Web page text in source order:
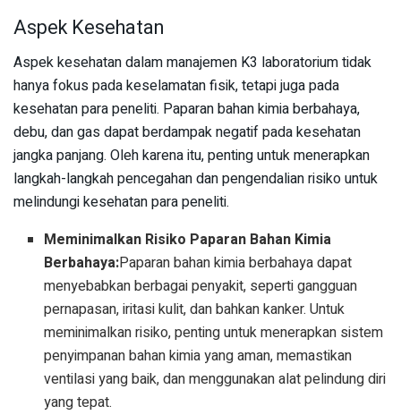
Aspek Kesehatan
Aspek kesehatan dalam manajemen K3 laboratorium tidak
hanya fokus pada keselamatan fisik, tetapi juga pada
kesehatan para peneliti. Paparan bahan kimia berbahaya,
debu, dan gas dapat berdampak negatif pada kesehatan
jangka panjang. Oleh karena itu, penting untuk menerapkan
langkah-langkah pencegahan dan pengendalian risiko untuk
melindungi kesehatan para peneliti.
Meminimalkan Risiko Paparan Bahan Kimia
Berbahaya:Paparan bahan kimia berbahaya dapat
menyebabkan berbagai penyakit, seperti gangguan
pernapasan, iritasi kulit, dan bahkan kanker. Untuk
meminimalkan risiko, penting untuk menerapkan sistem
penyimpanan bahan kimia yang aman, memastikan
ventilasi yang baik, dan menggunakan alat pelindung diri
yang tepat.